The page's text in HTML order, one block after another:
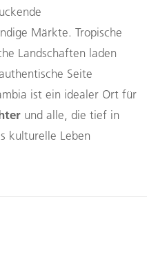
Märkte. Tropische
Landschaften laden
Seite
ist ein idealer Ort für
und alle, die tief in
kulturelle Leben